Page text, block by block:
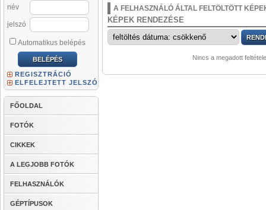
név
jelszó
Automatikus belépés
REGISZTRÁCIÓ
ELFELEJTETT JELSZÓ
FŐOLDAL
FOTÓK
CIKKEK
A LEGJOBB FOTÓK
FELHASZNÁLÓK
GÉPTÍPUSOK
A FELHASZNÁLÓ ÁLTAL FELTÖLTÖTT
KÉPEK RENDEZÉSE
Nincs a megadott